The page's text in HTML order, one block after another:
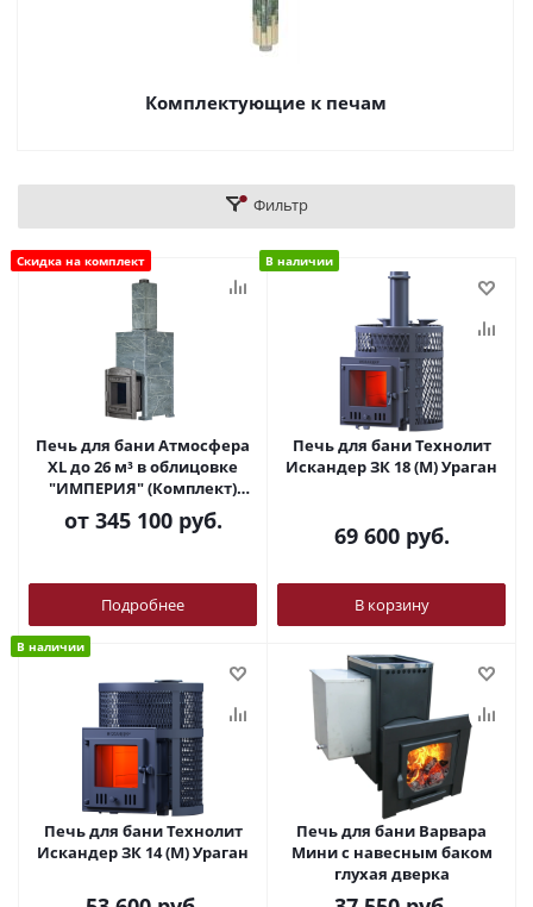
Комплектующие к печам
Фильтр
Скидка на комплект
Печь для бани Атмосфера
XL до 26 м³ в облицовке
"ИМПЕРИЯ" (Комплект)
ПроМеталл
от 345 100 руб.
Подробнее
В наличии
Печь для бани Технолит
Искандер ЗК 18 (M) Ураган
69 600руб.
В корзину
В наличии
Печь для бани Технолит
Искандер ЗК 14 (M) Ураган
Печь для бани Варвара
Мини с навесным баком
глухая дверка